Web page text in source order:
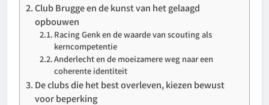
Club Brugge en de kunst van het gelaagd
opbouwen
Racing Genk en de waarde van scouting als
kerncompetentie
Anderlecht en de moeizamere weg naar een
coherente identiteit
De clubs die het best overleven, kiezen bewust
voor beperking